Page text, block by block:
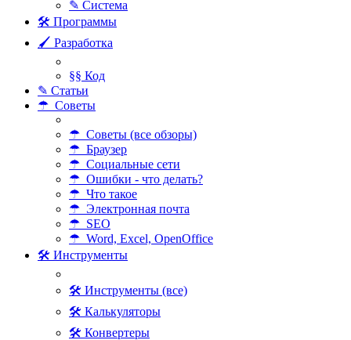
✎ Система
🛠 Программы
🖌 Разработка
§§ Код
✎ Статьи
☂ Советы
☂ Советы (все обзоры)
☂ Браузер
☂ Социальные сети
☂ Ошибки - что делать?
☂ Что такое
☂ Электронная почта
☂ SEO
☂ Word, Excel, OpenOffice
🛠 Инструменты
🛠 Инструменты (все)
🛠 Калькуляторы
🛠 Конвертеры